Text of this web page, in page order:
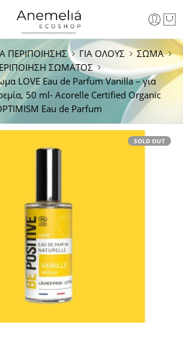
ΠΕΡΙΠΟΙΗΣΗΣ ΓΙΑ ΟΛΟΥΣ
ΣΩΜΑ
ΣΩΜΑΤΟΣ
LOVE Eau de Parfum Vanilla – για
50 ml- Acorelle Certified Organic
Eau de Parfum
SOLD OUT